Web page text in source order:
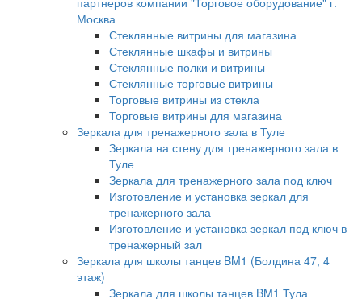
Москва
Стеклянные витрины для магазина
Стеклянные шкафы и витрины
Стеклянные полки и витрины
Стеклянные торговые витрины
Торговые витрины из стекла
Торговые витрины для магазина
Зеркала для тренажерного зала в Туле
Зеркала на стену для тренажерного зала в
Туле
Зеркала для тренажерного зала под ключ
Изготовление и установка зеркал для
тренажерного зала
Изготовление и установка зеркал под ключ в
тренажерный зал
Зеркала для школы танцев BM1 (Болдина 47, 4
этаж)
Зеркала для школы танцев BM1 Тула